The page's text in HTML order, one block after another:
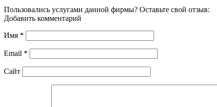
Пользовались услугами данной фирмы? Оставьте свой отзыв:
Добавить комментарий
Имя *
Email *
Сайт